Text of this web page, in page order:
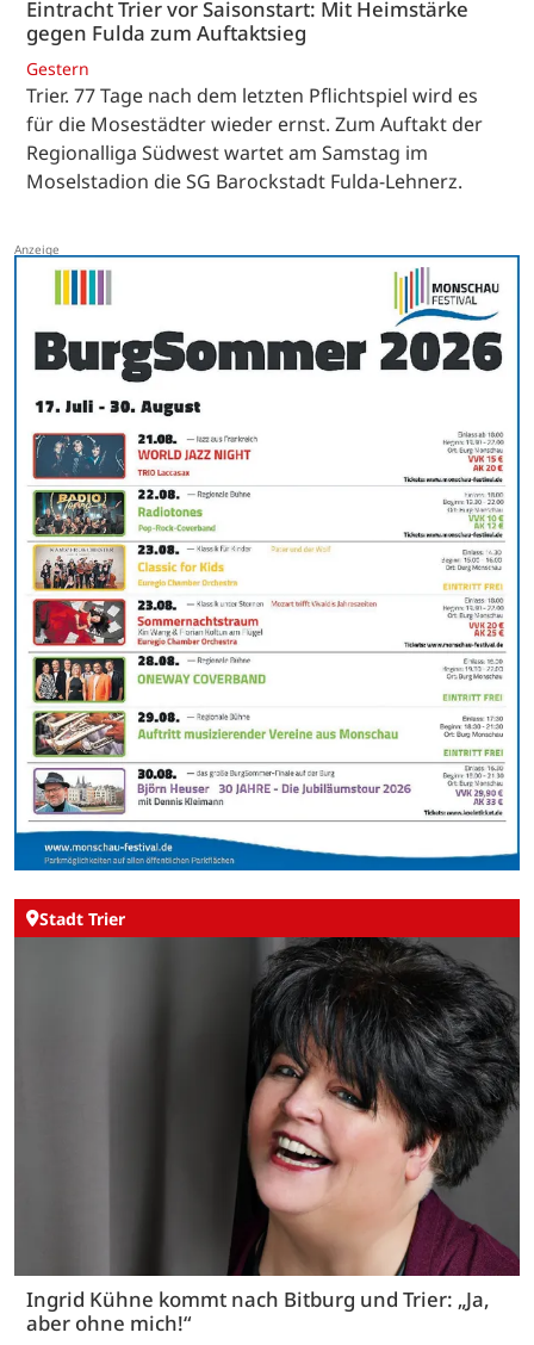
Eintracht Trier vor Saisonstart: Mit Heimstärke
gegen Fulda zum Auftaktsieg
Gestern
Trier. 77 Tage nach dem letzten Pflichtspiel wird es
für die Mosestädter wieder ernst. Zum Auftakt der
Regionalliga Südwest wartet am Samstag im
Moselstadion die SG Barockstadt Fulda-Lehnerz.
Stadt Trier
Ingrid Kühne kommt nach Bitburg und Trier: „Ja,
aber ohne mich!“